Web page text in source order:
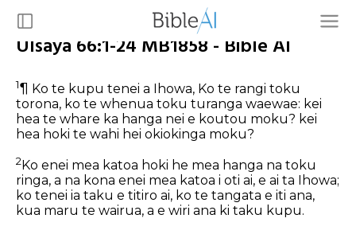
UIsaya 66:1-24 MB1858 - Bible AI
1¶ Ko te kupu tenei a Ihowa, Ko te rangi toku
torona, ko te whenua toku turanga waewae: kei
hea te whare ka hanga nei e koutou moku? kei
hea hoki te wahi hei okiokinga moku?
2 Ko enei mea katoa hoki he mea hanga na toku
ringa, a na kona enei mea katoa i oti ai, e ai ta Ihowa;
ko tenei ia taku e titiro ai, ko te tangata e iti ana,
kua maru te wairua, a e wiri ana ki taku kupu.